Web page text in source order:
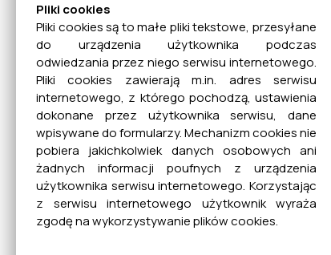
Pliki cookies
Pliki cookies są to małe pliki tekstowe, przesyłane
do urządzenia użytkownika podczas
odwiedzania przez niego serwisu internetowego.
Pliki cookies zawierają m.in. adres serwisu
internetowego, z którego pochodzą, ustawienia
dokonane przez użytkownika serwisu, dane
wpisywane do formularzy. Mechanizm cookies nie
pobiera jakichkolwiek danych osobowych ani
żadnych informacji poufnych z urządzenia
użytkownika serwisu internetowego. Korzystając
z serwisu internetowego użytkownik wyraża
zgodę na wykorzystywanie plików cookies.